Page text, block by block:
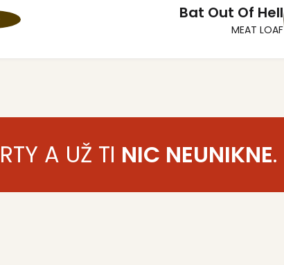
Bat Out Of Hell
MEAT LOAF
A UŽ TI NIC NEUNIKNE.